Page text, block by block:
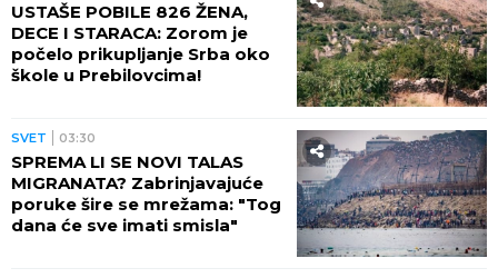
USTAŠE POBILE 826 ŽENA,
DECE I STARACA: Zorom je
počelo prikupljanje Srba oko
škole u Prebilovcima!
SVET 03:30
SPREMA LI SE NOVI TALAS
MIGRANATA? Zabrinjavajuće
poruke šire se mrežama: "Tog
dana će sve imati smisla"